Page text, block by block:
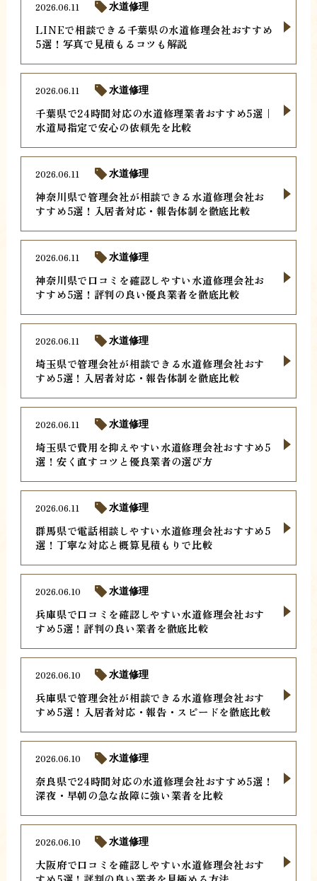
LINEで相談できる千葉県の水道修理会社おすすめ
5選！写真で見積もるコツも解説
2026.06.11 水道修理
千葉県で24時間対応の水道修理業者おすすめ5選｜
水道局指定で安心の依頼先を比較
2026.06.11 水道修理
神奈川県で管理会社が相談できる水道修理会社お
すすめ5選！入居者対応・報告体制を徹底比較
2026.06.11 水道修理
神奈川県で口コミを確認しやすい水道修理会社お
すすめ5選！評判の良い優良業者を徹底比較
2026.06.11 水道修理
埼玉県で管理会社が相談できる水道修理会社おす
すめ5選！入居者対応・報告体制を徹底比較
2026.06.11 水道修理
埼玉県で費用を抑えやすい水道修理会社おすすめ5
選！安く直すコツと優良業者の選び方
2026.06.11 水道修理
群馬県で電話相談しやすい水道修理会社おすすめ5
選！丁寧な対応と概算見積もりで比較
2026.06.11 水道修理
兵庫県で口コミを確認しやすい水道修理会社おす
すめ5選！評判の良い業者を徹底比較
2026.06.10 水道修理
兵庫県で管理会社が相談できる水道修理会社おす
すめ5選！入居者対応・報告・スピードを徹底比較
2026.06.10 水道修理
奈良県で24時間対応の水道修理会社おすすめ5選！
深夜・早朝の急な故障に強い業者を比較
2026.06.10 水道修理
大阪府で口コミを確認しやすい水道修理会社おす
2026.06.10 水道修理